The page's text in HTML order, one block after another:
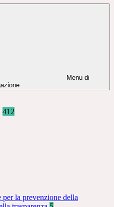
Menu di
412
per la prevenzione della